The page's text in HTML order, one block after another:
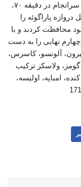
فشار بیشتری روی دروازه حریف وارد کرد و سرانجام در دقیقه ۷۰،
دروازه پاراگوئه را
محافظت کردند و با
نهایی را به دست
آلونسو، کاسرس،
ولاسکز ترکیب
امباپه، اولیسه،